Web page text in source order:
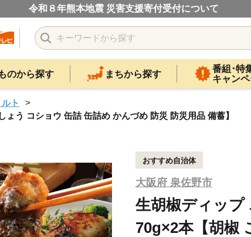
令和８年熊本地震 災害支援寄付受付について
ものから探す まちから探す
番組･特
キャン
ト
う コショウ 缶詰 缶詰め かんづめ 防災 防災用品 備蓄】
おすすめ自治体
大阪府 泉佐野市
生胡椒ディップ
70g×2本【胡椒